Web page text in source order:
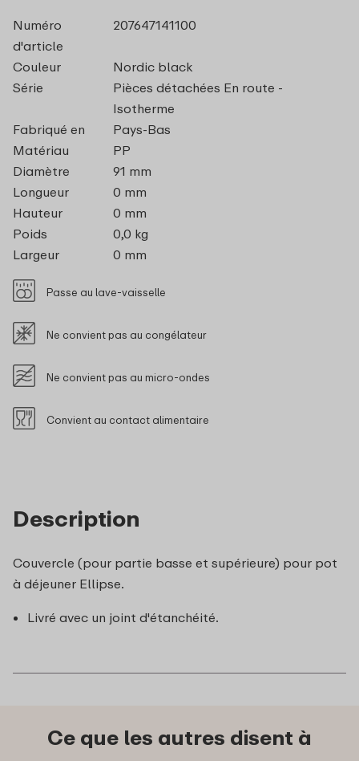
Description
Couvercle (pour partie basse et supérieure) pour pot
à déjeuner Ellipse.
Livré avec un joint d'étanchéité.
Numéro
d'article
207647141100
Couleur
Nordic black
Série
Pièces détachées En route -
Isotherme
Fabriqué en
Pays-Bas
Matériau
PP
Diamètre
91 mm
Longueur
0 mm
Hauteur
0 mm
Poids
0,0 kg
Largeur
0 mm
Passe au lave-vaisselle
Ne convient pas au congélateur
Ne convient pas au micro-ondes
Convient au contact alimentaire
Ce que les autres disent à